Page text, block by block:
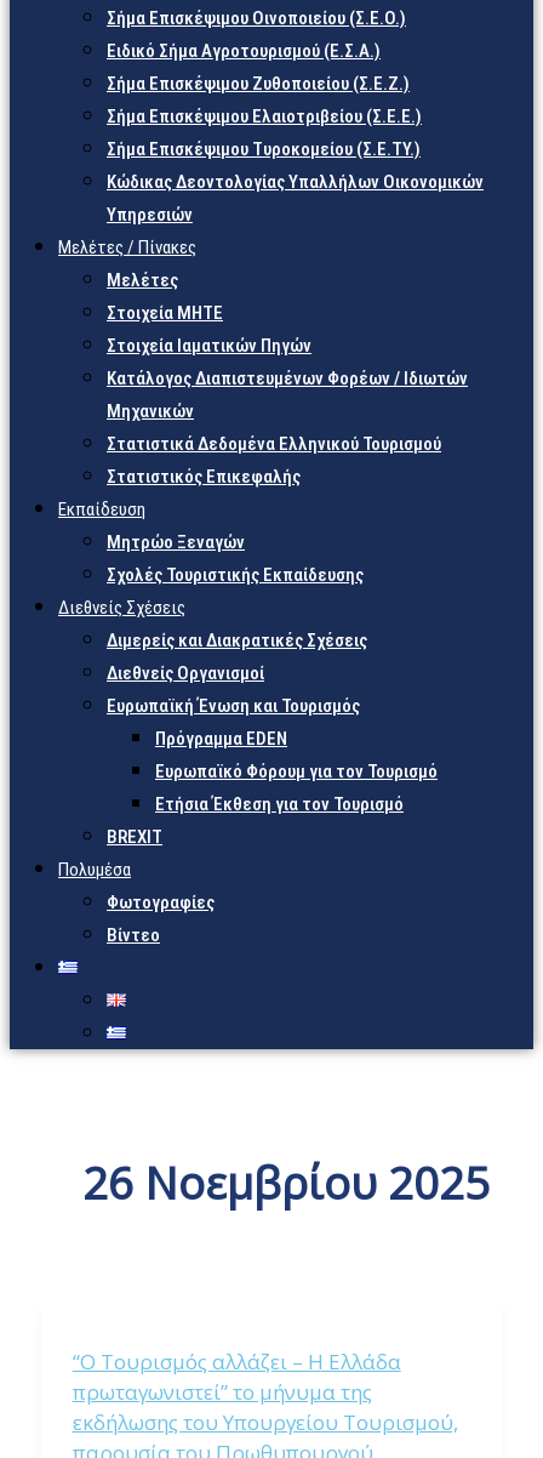
Σήμα Επισκέψιμου Οινοποιείου (Σ.Ε.Ο.)
Ειδικό Σήμα Αγροτουρισμού (Ε.Σ.Α.)
Σήμα Επισκέψιμου Ζυθοποιείου (Σ.Ε.Ζ.)
Σήμα Επισκέψιμου Ελαιοτριβείου (Σ.Ε.Ε.)
Σήμα Επισκέψιμου Τυροκομείου (Σ.Ε.TY.)
Κώδικας Δεοντολογίας Υπαλλήλων Οικονομικών
Υπηρεσιών
Μελέτες / Πίνακες
Μελέτες
Στοιχεία ΜΗΤΕ
Στοιχεία Ιαματικών Πηγών
Κατάλογος Διαπιστευμένων Φορέων / Ιδιωτών
Μηχανικών
Στατιστικά Δεδομένα Ελληνικού Τουρισμού
Στατιστικός Επικεφαλής
Εκπαίδευση
Μητρώο Ξεναγών
Σχολές Τουριστικής Εκπαίδευσης
Διεθνείς Σχέσεις
Διμερείς και Διακρατικές Σχέσεις
Διεθνείς Οργανισμοί
Ευρωπαϊκή Ένωση και Τουρισμός
Πρόγραμμα EDEN
Ευρωπαϊκό Φόρουμ για τον Τουρισμό
Ετήσια Έκθεση για τον Τουρισμό
BREXIT
Πολυμέσα
Φωτογραφίες
Βίντεο
26 Νοεμβρίου 2025
“Ο Τουρισμός αλλάζει – Η Ελλάδα
πρωταγωνιστεί” το μήνυμα της
εκδήλωσης του Υπουργείου Τουρισμού,
παρουσία του Πρωθυπουργού